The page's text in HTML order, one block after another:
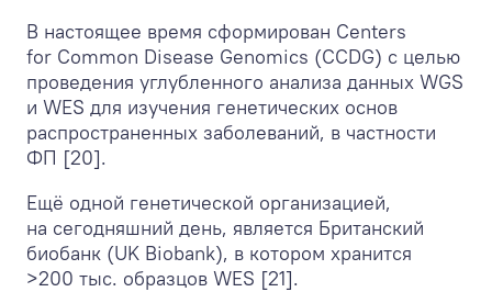
В настоящее время сформирован Centers
for Common Disease Genomics (CCDG) с целью
проведения углубленного анализа данных WGS
и WES для изучения генетических основ
распространенных заболеваний, в частности
ФП [20].
Ещё одной генетической организацией,
на сегодняшний день, является Британский
биобанк (UK Biobank), в котором хранится
>200 тыс. образцов WES [21].